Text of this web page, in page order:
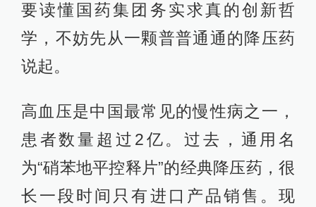
要读懂国药集团务实求真的创新哲
学，不妨先从一颗普普通通的降压药
说起。
高血压是中国最常见的慢性病之一，
患者数量超过2亿。过去，通用名
为“硝苯地平控释片”的经典降压药，很
长一段时间只有进口产品销售。现